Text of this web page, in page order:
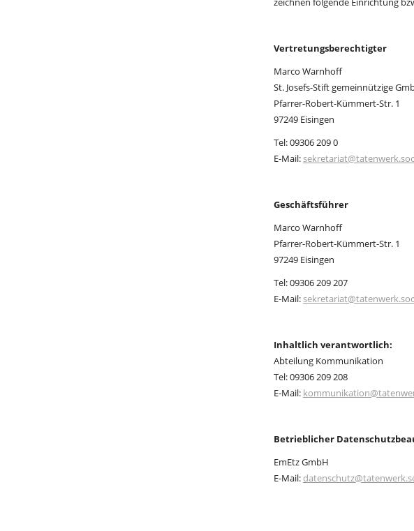
Vertretungsberechtigter
Marco Warnhoff
St. Josefs-Stift gemeinnützige
Pfarrer-Robert-Kümmert-Str. 1
97249 Eisingen
Tel: 09306 209 0
E-Mail:
Geschäftsführer
Marco Warnhoff
Pfarrer-Robert-Kümmert-Str. 1
97249 Eisingen
Tel: 09306 209 207
E-Mail:
Inhaltlich verantwortlich:
Abteilung Kommunikation
Tel: 09306 209 208
E-Mail:
Betrieblicher
EmEtz GmbH
E-Mail: